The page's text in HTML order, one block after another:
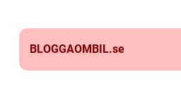
BLOGGAOMBIL.se